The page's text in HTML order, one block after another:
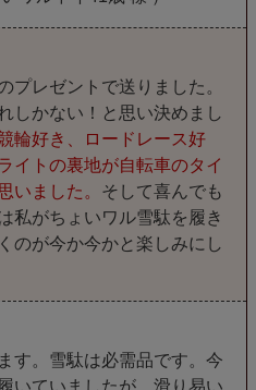
プレゼントで送りました。
しかない！と思い決めまし
輪好き、ロードレース好
イトの裏地が自転車のタイ
いました。 そして喜んでも
私がちょいワル雪駄を履き
のが今か今かと楽しみにし
す。雪駄は必需品です。今